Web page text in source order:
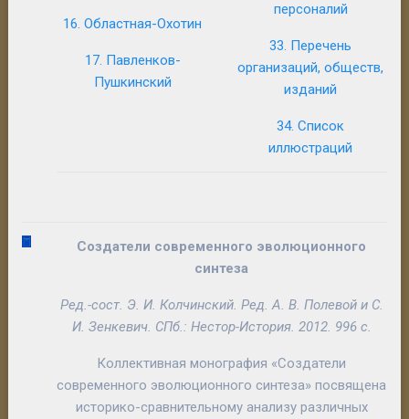
16. Областная-Охотин
17. Павленков-
Пушкинский
персоналий
33. Перечень
организаций, обществ,
изданий
34. Список
иллюстраций
Создатели современного эволюционного
синтеза
Ред.-сост. Э. И. Колчинский. Ред.А. В. Полевой иС.
И. Зенкевич. СПб.: Нестор-История. 2012. 996 с.
Коллективная монография «Создатели
современного эволюционного синтеза» посвящена
историко-сравнительному анализу различных